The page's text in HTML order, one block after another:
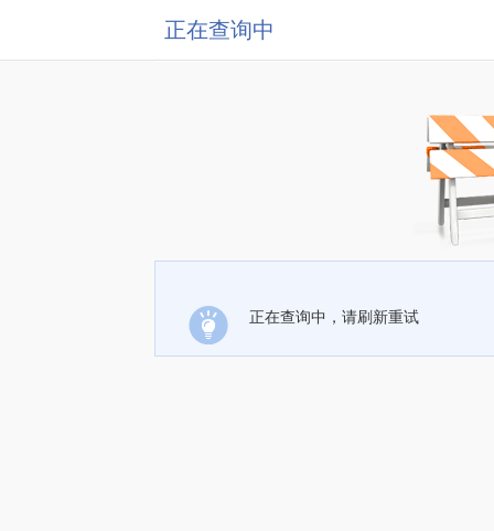
正在查询中
正在查询中，请刷新重试